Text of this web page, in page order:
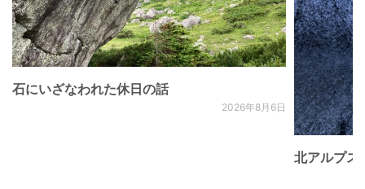
石にいざなわれた休日の話
2026年8月6日
北アルプ